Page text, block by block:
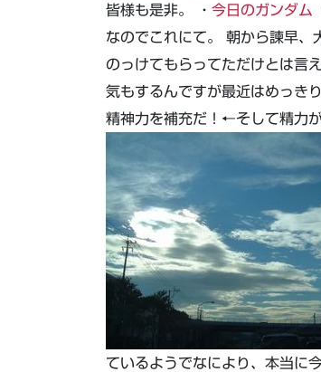
皆様も是非。 ・ 今日のガンダム
なのでこれにて。 朝から諫早、
のっけてもらってただけとは言
気もするんですが最近はめっき
精神力を補充だ！←そして精力
ているようでなにより、本当に